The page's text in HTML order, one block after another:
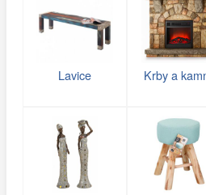
Lavice Krby a